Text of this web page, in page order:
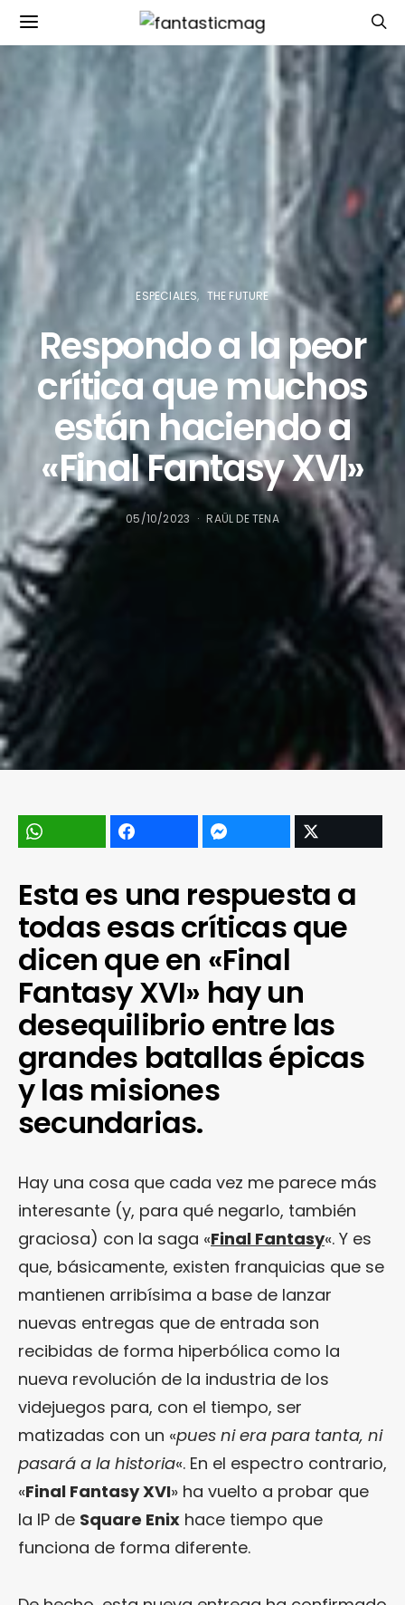
ESPECIALES THE FUTURE
Respondo a la peor
crítica que muchos
están haciendo a
«Final Fantasy XVI»
05/10/2023 RAÜL DE TENA
Esta es una respuesta a
todas esas críticas que
dicen que en «Final
Fantasy XVI» hay un
desequilibrio entre las
grandes batallas épicas
y las misiones
secundarias.
Hay una cosa que cada vez me parece más
interesante (y, para qué negarlo, también
graciosa) con la saga «Final Fantasy«. Y es
que, básicamente, existen franquicias que se
mantienen arribísima a base de lanzar
nuevas entregas que de entrada son
recibidas de forma hiperbólica como la
nueva revolución de la industria de los
videjuegos para, con el tiempo, ser
matizadas con un «pues ni era para tanta, ni
pasará a la historia«. En el espectro contrario,
«Final Fantasy XVI» ha vuelto a probar que
la IP de Square Enix hace tiempo que
funciona de forma diferente.